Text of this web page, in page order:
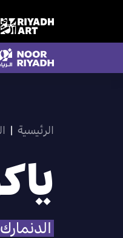
الرئيسية |
الدنمارك